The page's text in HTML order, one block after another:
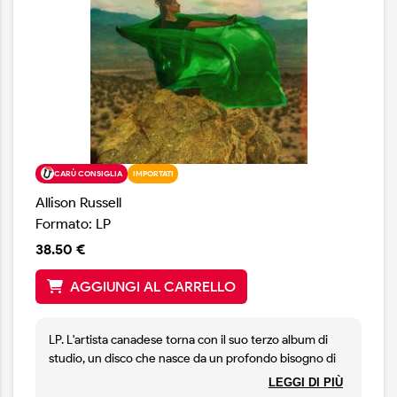
CARÙ CONSIGLIA IMPORTATI
Allison Russell
Formato: LP
38.50 €
AGGIUNGI AL CARRELLO
LP. L'artista canadese torna con il suo terzo album di
studio, un disco che nasce da un profondo bisogno di
connessione umana e che si candida come il perfetto
LEGGI DI PIÙ